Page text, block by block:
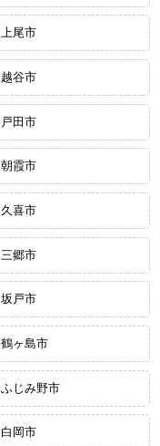
上尾市
越谷市
戸田市
朝霞市
久喜市
三郷市
坂戸市
鶴ヶ島市
ふじみ野市
白岡市